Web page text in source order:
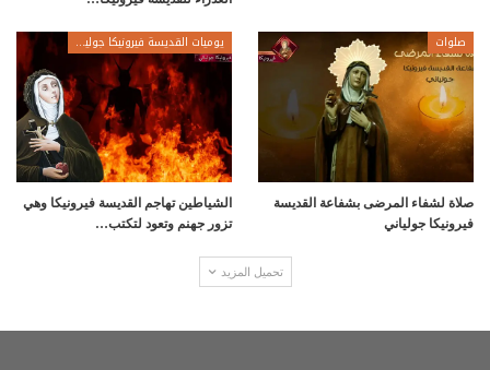
صلوات
صلاة لشفاء المرضى بشفاعة القديسة
فيرونيكا جولياني
يوميات القديسة فيرونيكا جولياني
الشياطين تهاجم القديسة فيرونيكا وهي
تزور جهنم وتعود لتكتب…
تحميل المزيد